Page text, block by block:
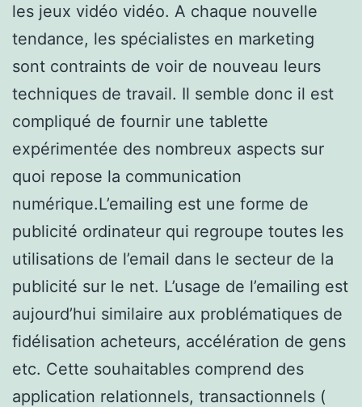
les jeux vidéo vidéo. A chaque nouvelle
tendance, les spécialistes en marketing
sont contraints de voir de nouveau leurs
techniques de travail. Il semble donc il est
compliqué de fournir une tablette
expérimentée des nombreux aspects sur
quoi repose la communication
numérique.L’emailing est une forme de
publicité ordinateur qui regroupe toutes les
utilisations de l’email dans le secteur de la
publicité sur le net. L’usage de l’emailing est
aujourd’hui similaire aux problématiques de
fidélisation acheteurs, accélération de gens
etc. Cette souhaitables comprend des
application relationnels, transactionnels (